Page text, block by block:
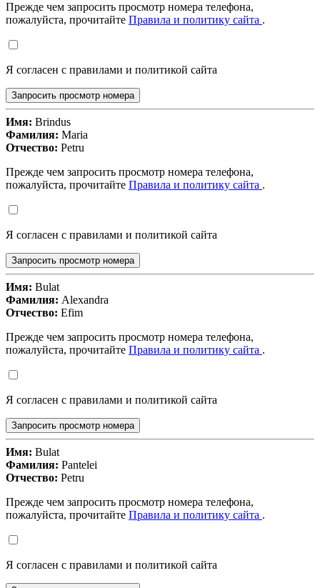
Прежде чем запросить просмотр номера телефона,
пожалуйста, прочитайте Правила и политику сайта .
Я согласен с правилами и политикой сайта
Запросить просмотр номера
Имя: Brindus
Фамилия: Maria
Отчество: Petru
Прежде чем запросить просмотр номера телефона,
пожалуйста, прочитайте Правила и политику сайта .
Я согласен с правилами и политикой сайта
Запросить просмотр номера
Имя: Bulat
Фамилия: Alexandra
Отчество: Efim
Прежде чем запросить просмотр номера телефона,
пожалуйста, прочитайте Правила и политику сайта .
Я согласен с правилами и политикой сайта
Запросить просмотр номера
Имя: Bulat
Фамилия: Pantelei
Отчество: Petru
Прежде чем запросить просмотр номера телефона,
пожалуйста, прочитайте Правила и политику сайта .
Я согласен с правилами и политикой сайта